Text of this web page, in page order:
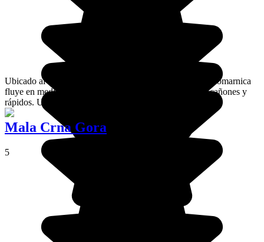
Ubicado al sur del Parque Nacional de Durmitor, el río Komarnica
fluye en medio de un paisaje maravilloso de gargantas, cañones y
rápidos. Un paraíso para los aficionados al rafting.
Mala Crna Gora
5